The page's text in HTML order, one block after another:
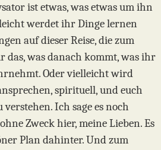
ist etwas, was etwas um ihn
werdet ihr Dinge lernen
auf dieser Reise, die zum
das, was danach kommt, was ihr
Oder vielleicht wird
spirituell, und euch
Ich sage es noch
Zweck hier, meine Lieben. Es
Plan dahinter. Und zum